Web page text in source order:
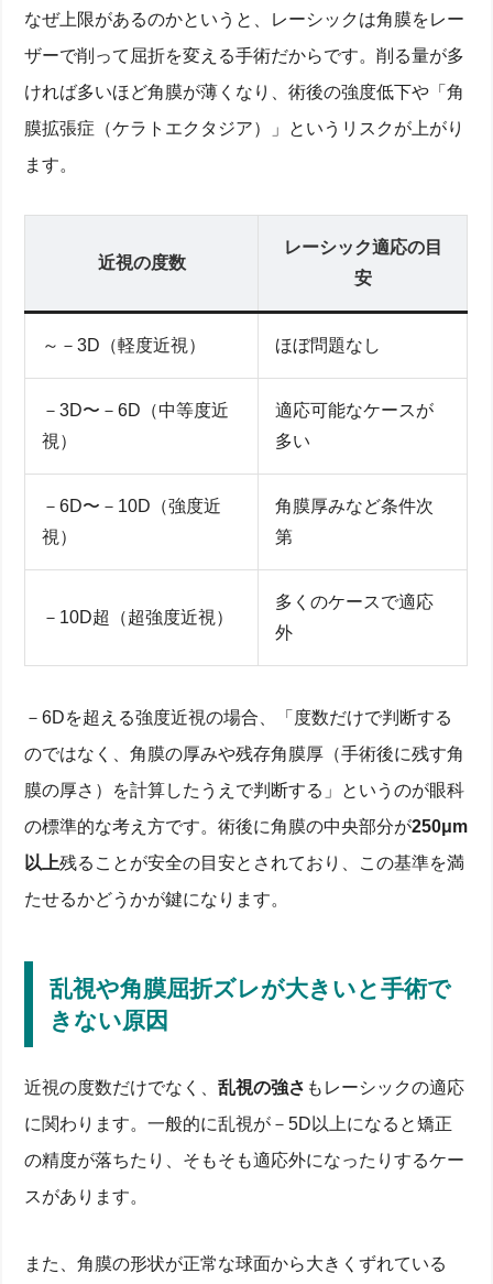
なぜ上限があるのかというと、レーシックは角膜をレー
ザーで削って屈折を変える手術だからです。削る量が多
ければ多いほど角膜が薄くなり、術後の強度低下や「角
膜拡張症（ケラトエクタジア）」というリスクが上がり
ます。
近視の度数
レーシック適応の目
安
～－3D（軽度近視） ほぼ問題なし
－3D〜－6D（中等度近
視）
適応可能なケースが
多い
－6D〜－10D（強度近
視）
角膜厚みなど条件次
第
－10D超（超強度近視）
多くのケースで適応
外
－6Dを超える強度近視の場合、「度数だけで判断する
のではなく、角膜の厚みや残存角膜厚（手術後に残す角
膜の厚さ）を計算したうえで判断する」というのが眼科
の標準的な考え方です。術後に角膜の中央部分が250μm
以上残ることが安全の目安とされており、この基準を満
たせるかどうかが鍵になります。
乱視や角膜屈折ズレが大きいと手術で
きない原因
近視の度数だけでなく、乱視の強さ もレーシックの適応
に関わります。一般的に乱視が－5D以上になると矯正
の精度が落ちたり、そもそも適応外になったりするケー
スがあります。
また、角膜の形状が正常な球面から大きくずれている